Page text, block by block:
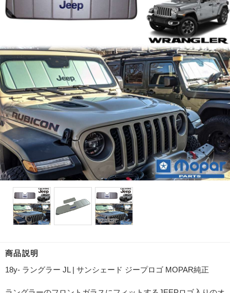
商品説明
18y- ラングラー JL | サンシェード ジープロゴ MOPAR純正